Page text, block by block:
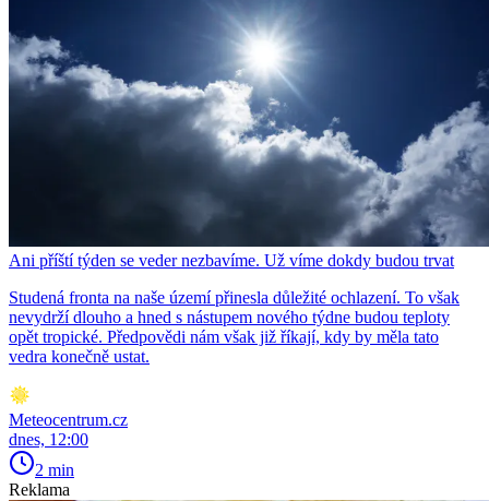
Ani příští týden se veder nezbavíme. Už víme dokdy budou trvat
Studená fronta na naše území přinesla důležité ochlazení. To však
nevydrží dlouho a hned s nástupem nového týdne budou teploty
opět tropické. Předpovědi nám však již říkají, kdy by měla tato
vedra konečně ustat.
Meteocentrum.cz
dnes, 12:00
2 min
Reklama